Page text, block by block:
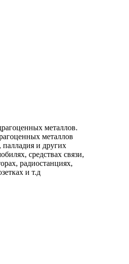
металлов.
металлов
палладия и других
средствах связи,
радиостанциях,
и т.д